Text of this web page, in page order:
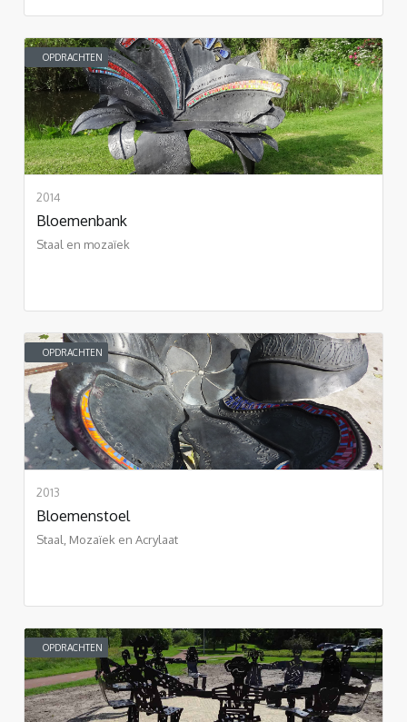
OPDRACHTEN
2014
Bloemenbank
Staal en mozaïek
OPDRACHTEN
2013
Bloemenstoel
Staal, Mozaïek en Acrylaat
OPDRACHTEN